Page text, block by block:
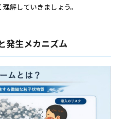
解していきましょう。
発生メカニズム